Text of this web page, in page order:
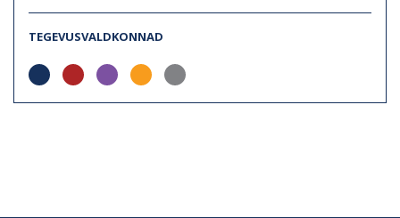
TEGEVUSVALDKONNAD